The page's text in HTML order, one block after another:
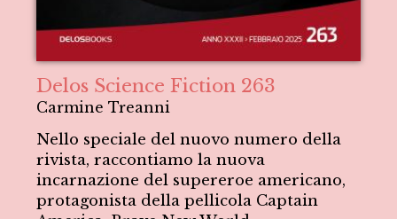
Delos Science Fiction 263
Carmine Treanni
Nello speciale del nuovo numero della
rivista, raccontiamo la nuova
incarnazione del supereroe americano,
protagonista della pellicola Captain